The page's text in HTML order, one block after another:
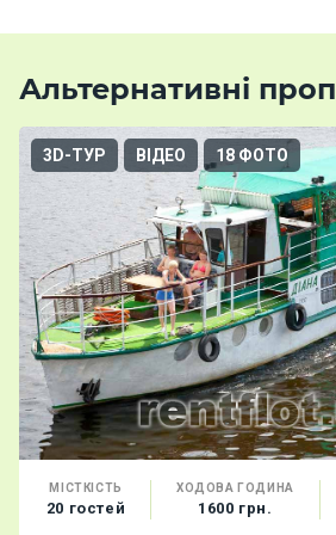
Альтернативні
3D-ТУР ВІДЕО 18 ФОТО
МІСТКІСТЬ
20 гостей
ХОДОВА ГОДИНА
1600 грн.